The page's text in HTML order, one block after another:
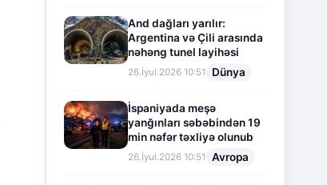
And dağları yarılır:
Argentina və Çili arasında
nəhəng tunel layihəsi
26.İyul.2026 10:51 Dünya
İspaniyada meşə
yanğınları səbəbindən 19
min nəfər təxliyə olunub
26.İyul.2026 10:51 Avropa